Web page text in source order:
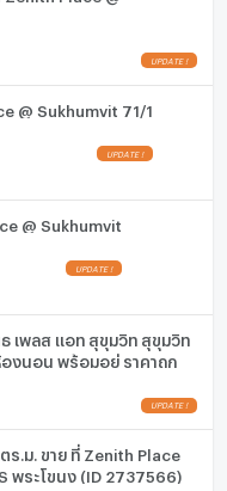
UPDATE !
@ Sukhumvit 71/1
UPDATE !
@ Sukhumvit
UPDATE !
ลส แอท สุขุมวิท สุขุมวิท
องนอน พร้อมอยู่ ราคาถูก
UPDATE !
.ม. ขาย ที่ Zenith Place
พระโขนง (ID 2737566)